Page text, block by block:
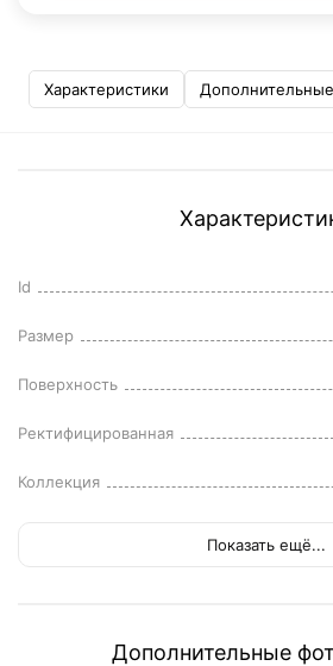
Характеристики
Id
Размер
Поверхность
Ректифицированная
Коллекция
Показать ещё...
Дополнительные